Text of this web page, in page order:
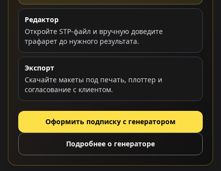
Редактор
Откройте STP-файл и вручную доведите
трафарет до нужного результата.
Экспорт
Скачайте макеты под печать, плоттер и
согласование с клиентом.
Оформить подписку с генератором
Подробнее о генераторе